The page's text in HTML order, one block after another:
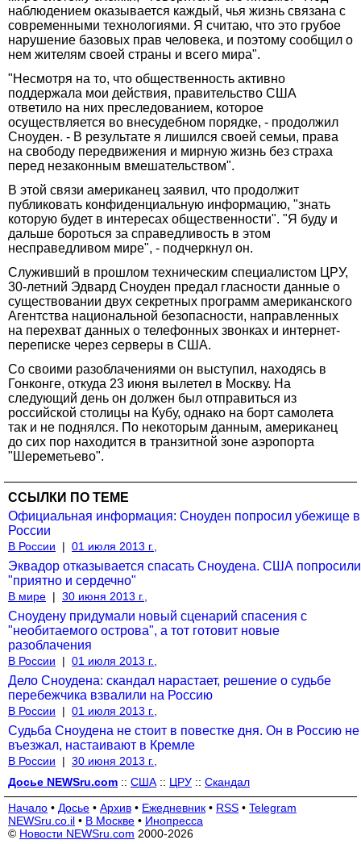
наблюдением оказывается каждый, чья жизнь связана с
современными технологиями. Я считаю, что это грубое
нарушение базовых прав человека, и поэтому сообщил о
нем жителям своей страны и всего мира".
"Несмотря на то, что общественность активно
поддержала мои действия, правительство США
ответило на них преследованием, которое
осуществляется во внесудебном порядке, - продолжил
Сноуден. - В результате я лишился своей семьи, права
на свободу передвижения и мирную жизнь без страха
перед незаконным вмешательством".
В этой связи американец заявил, что продолжит
публиковать конфиденциальную информацию, "знать
которую будет в интересах общественности". "Я буду и
дальше бороться за справедливость в этом
несправедливом мире", - подчеркнул он.
Cлуживший в прошлом техническим специалистом ЦРУ,
30-летний Эдвард Сноуден предал гласности данные о
существовании двух секретных программ американского
Агентства национальной безопасности, направленных
на перехват данных о телефонных звонках и интернет-
переписке через серверы в США.
Со своими разоблачениями он выступил, находясь в
Гонконге, откуда 23 июня вылетел в Москву. На
следующий день он должен был отправиться из
российской столицы на Кубу, однако на борт самолета
так и не поднялся. По некоторым данным, американец
до сих пор находится в транзитной зоне аэропорта
"Шереметьево".
ССЫЛКИ ПО ТЕМЕ
Официальная информация: Сноуден попросил убежище в
России
В России | 01 июля 2013 г.,
Эквадор отказывается спасать Сноудена. США попросили
"приятно и сердечно"
В мире | 30 июня 2013 г.,
Сноудену придумали новый сценарий спасения с
"необитаемого острова", а тот готовит новые
разоблачения
В России | 01 июля 2013 г.,
Дело Сноудена: скандал нарастает, решение о судьбе
перебежчика взвалили на Россию
В России | 01 июля 2013 г.,
Судьба Сноудена не стоит в повестке дня. Он в Россию не
въезжал, настаивают в Кремле
В России | 30 июня 2013 г.,
Досье NEWSru.com :: США :: ЦРУ :: Скандал
Начало • Досье • Архив • Ежедневник • RSS • Telegram
NEWSru.co.il • В Москве • Инопресса
© Новости NEWSru.com 2000-2026